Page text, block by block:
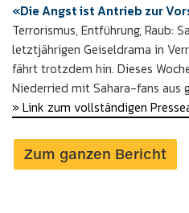
«Die Angst ist Antrieb zur
Terrorismus, Entführung, Raub:
letztjährigen Geiseldrama in
fährt trotzdem hin. Dieses
Niederried mit Sahara-fans aus
» Link zum vollständigen
Zum ganzen Bericht